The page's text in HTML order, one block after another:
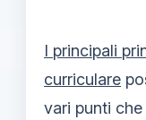
I principali
curriculare
vari punti